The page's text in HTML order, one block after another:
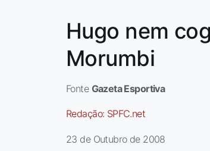
Hugo nem
Morumbi
Fonte Gazeta Esportiva
Redação: SPFC.net
23 de Outubro de 2008